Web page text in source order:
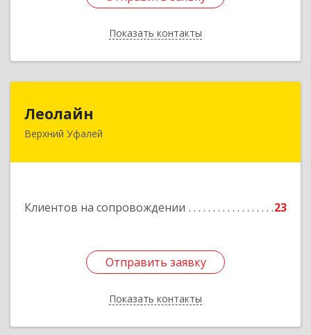
Показать контакты
Назад
Леолайн
Верхний Уфалей
Клиентов на сопровождении 23
Отправить заявку
Показать контакты
456800, Челябинская обл, Верхний Уфалей г,
Отправить заявку
Назад